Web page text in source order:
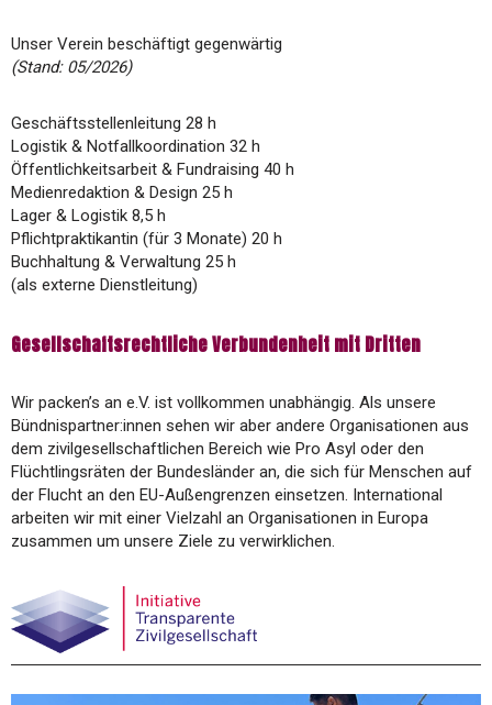
Unser Verein beschäftigt gegenwärtig
(Stand: 05/2026)
Geschäftsstellenleitung 28 h
Logistik & Notfallkoordination 32 h
Öffentlichkeitsarbeit & Fundraising 40 h
Medienredaktion & Design 25 h
Lager & Logistik 8,5 h
Pflichtpraktikantin (für 3 Monate) 20 h
Buchhaltung & Verwaltung 25 h
(als externe Dienstleitung)
Gesellschaftsrechtliche Verbundenheit mit Dritten
Wir packen’s an e.V. ist vollkommen unabhängig. Als unsere
Bündnispartner:innen sehen wir aber andere Organisationen aus
dem zivilgesellschaftlichen Bereich wie Pro Asyl oder den
Flüchtlingsräten der Bundesländer an, die sich für Menschen auf
der Flucht an den EU-Außengrenzen einsetzen. International
arbeiten wir mit einer Vielzahl an Organisationen in Europa
zusammen um unsere Ziele zu verwirklichen.